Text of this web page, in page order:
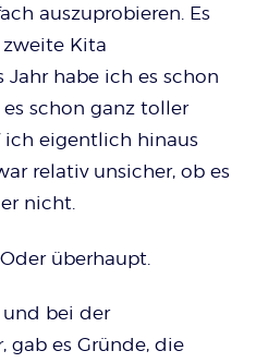
auszuprobieren. Es
Kita
habe ich es schon
schon ganz toller
eigentlich hinaus
relativ unsicher, ob es
nicht.
überhaupt.
bei der
gab es Gründe, die